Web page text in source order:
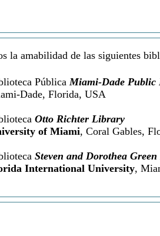
la amabilidad de las siguientes
PúblicaMiami-Dade Public
Dade, Florida, USA
Otto Richter Library
of Miami, Coral Gables,
Steven and Dorothea
International University,